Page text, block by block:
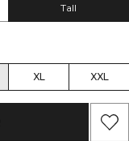
Tall
XL XXL